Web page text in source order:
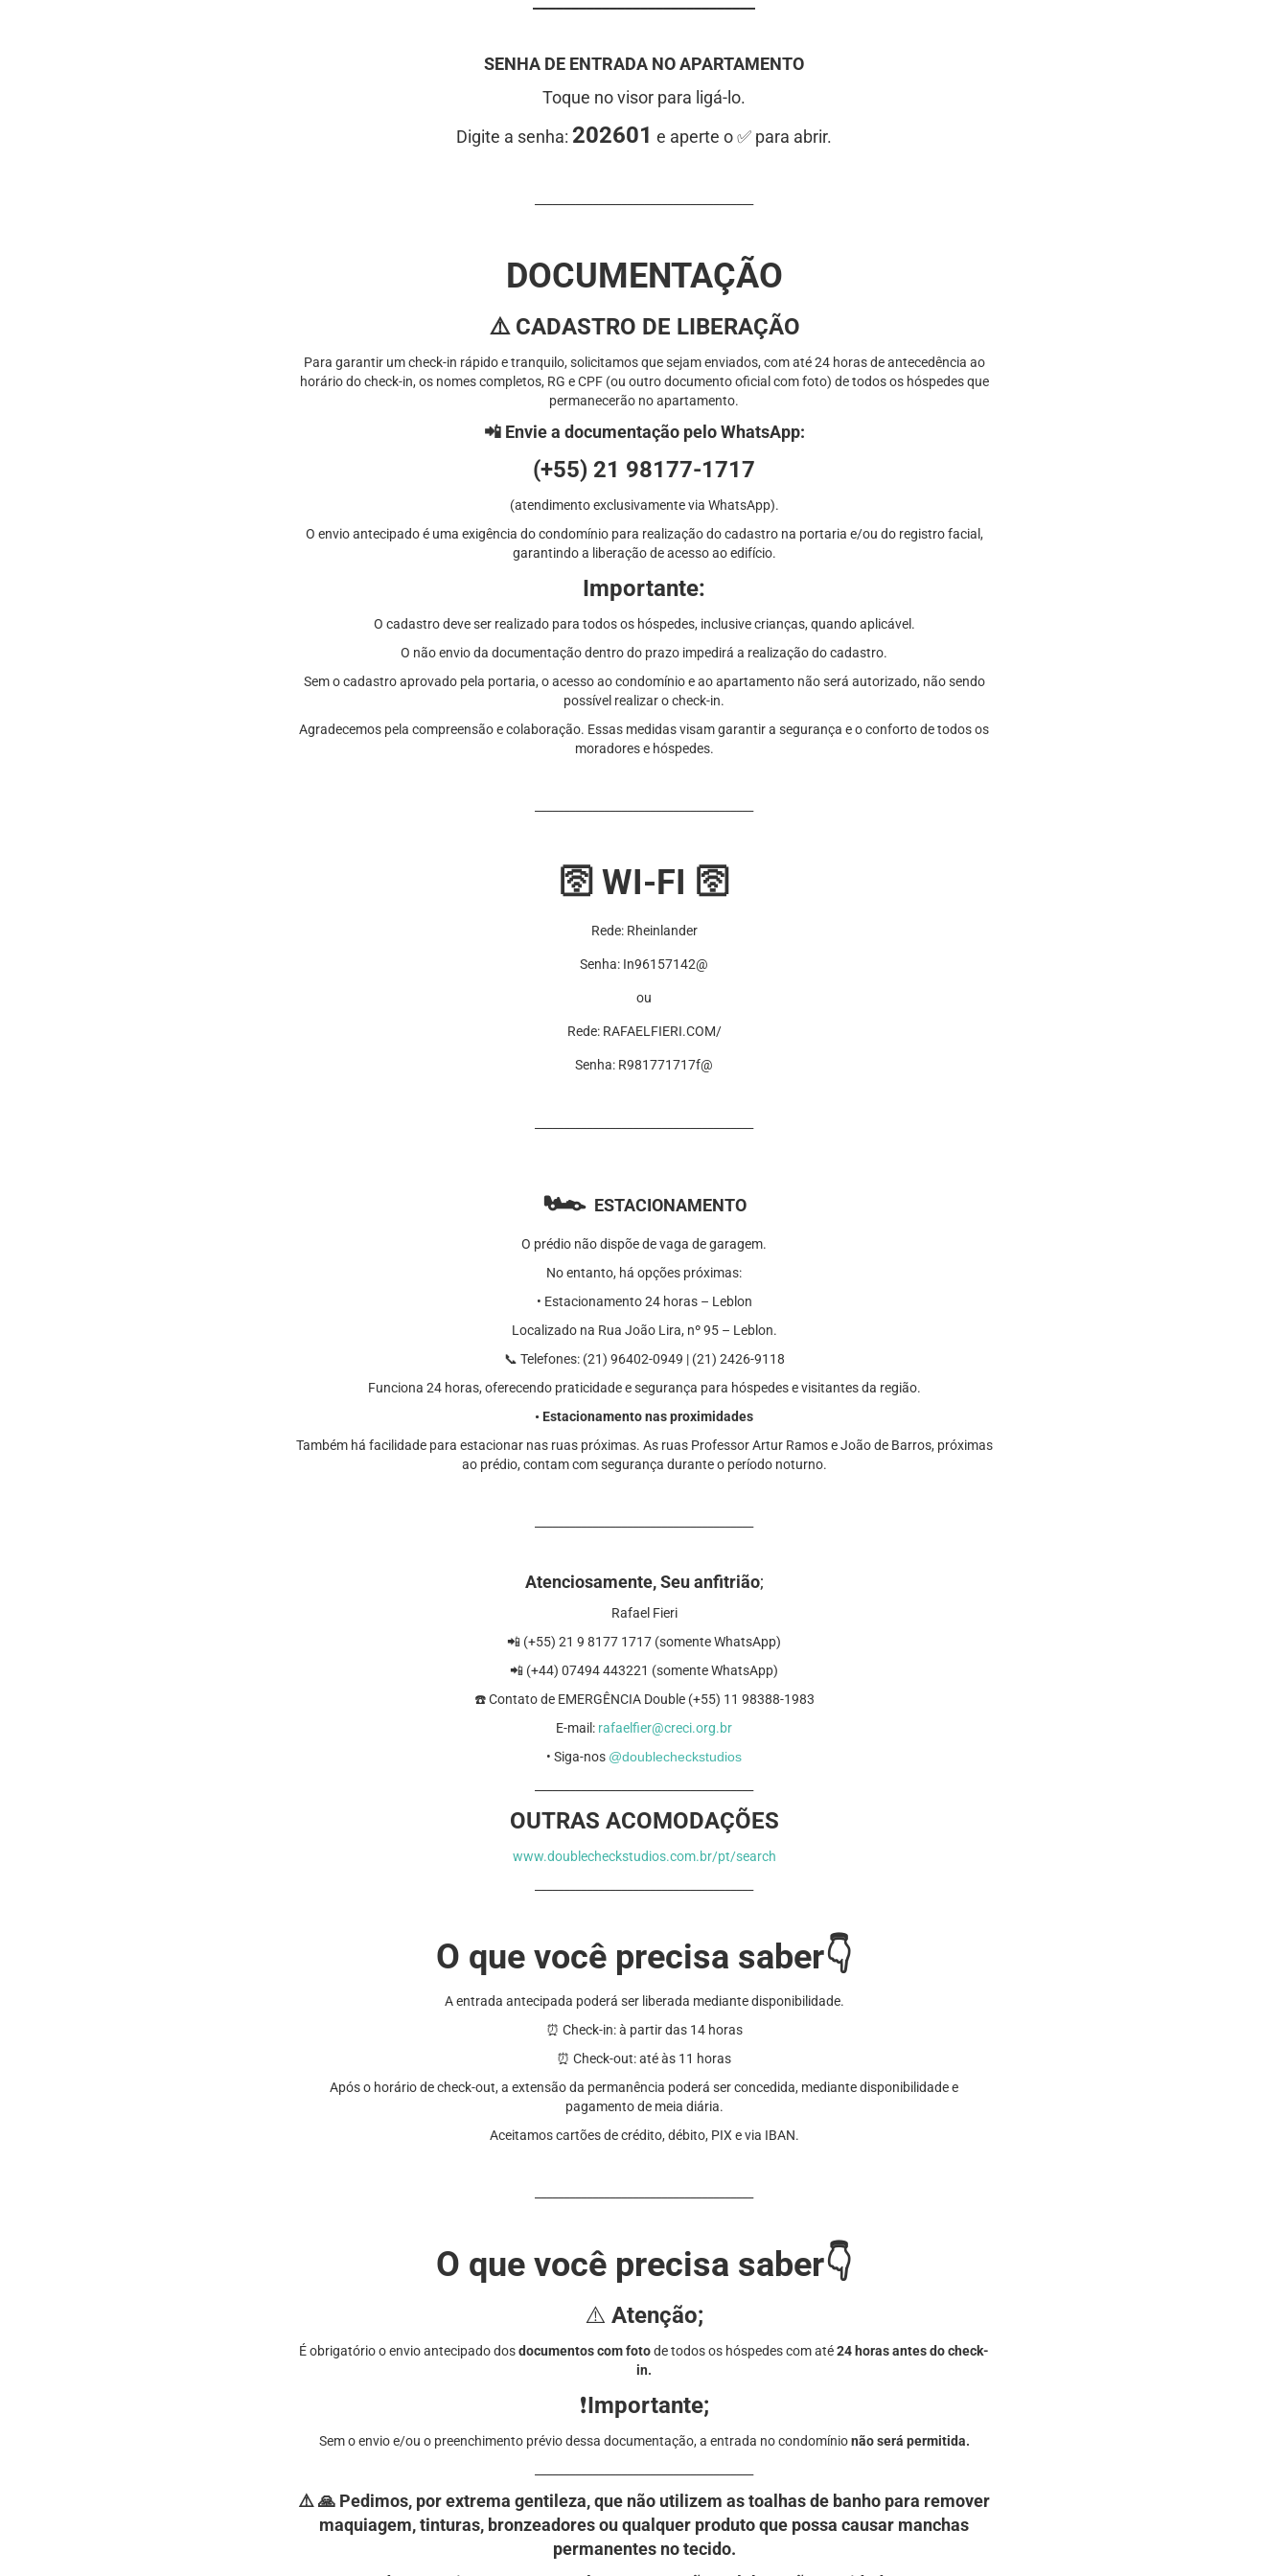
SENHA DE ENTRADA NO APARTAMENTO
Toque no visor para ligá-lo.
Digite a senha: 202601 e aperte o ✅ para abrir.
DOCUMENTAÇÃO
⚠️ CADASTRO DE LIBERAÇÃO
Para garantir um check-in rápido e tranquilo, solicitamos que sejam enviados, com até 24 horas de antecedência ao
horário do check-in, os nomes completos, RG e CPF (ou outro documento oficial com foto) de todos os hóspedes que
permanecerão no apartamento.
📲 Envie a documentação pelo WhatsApp:
(+55) 21 98177-1717
(atendimento exclusivamente via WhatsApp).
O envio antecipado é uma exigência do condomínio para realização do cadastro na portaria e/ou do registro facial,
garantindo a liberação de acesso ao edifício.
Importante:
O cadastro deve ser realizado para todos os hóspedes, inclusive crianças, quando aplicável.
O não envio da documentação dentro do prazo impedirá a realização do cadastro.
Sem o cadastro aprovado pela portaria, o acesso ao condomínio e ao apartamento não será autorizado, não sendo
possível realizar o check-in.
Agradecemos pela compreensão e colaboração. Essas medidas visam garantir a segurança e o conforto de todos os
moradores e hóspedes.
🛜 WI-FI 🛜
Rede: Rheinlander
Senha: In96157142@
ou
Rede: RAFAELFIERI.COM/
Senha: R981771717f@
🏎️ ESTACIONAMENTO
O prédio não dispõe de vaga de garagem.
No entanto, há opções próximas:
• Estacionamento 24 horas – Leblon
Localizado na Rua João Lira, nº 95 – Leblon.
📞 Telefones: (21) 96402-0949 | (21) 2426-9118
Funciona 24 horas, oferecendo praticidade e segurança para hóspedes e visitantes da região.
• Estacionamento nas proximidades
Também há facilidade para estacionar nas ruas próximas. As ruas Professor Artur Ramos e João de Barros, próximas
ao prédio, contam com segurança durante o período noturno.
Atenciosamente, Seu anfitrião;
Rafael Fieri
📲 (+55) 21 9 8177 1717 (somente WhatsApp)
📲 (+44) 07494 443221 (somente WhatsApp)
☎️⁠ ⁠Contato de EMERGÊNCIA Double (+55) 11 98388-1983
E-mail: rafaelfier@creci.org.br
• Siga-nos @doublecheckstudios
OUTRAS ACOMODAÇÕES
www.doublecheckstudios.com.br/pt/search
O que você precisa saber👇
A entrada antecipada poderá ser liberada mediante disponibilidade.
⏰ Check-in: à partir das 14 horas
⏰ Check-out: até às 11 horas
Após o horário de check-out, a extensão da permanência poderá ser concedida, mediantedisponibilidade e
pagamento de meia diária.
Aceitamos cartões de crédito, débito, PIX e via IBAN.
O que você precisa saber👇
⚠️ Atenção;
É obrigatório o envio antecipado dosdocumentos com fotode todos os hóspedes com até24 horas antes do check-
in.
❗Importante;
Sem o envio e/ou o preenchimento prévio dessa documentação, a entrada no condomínionão será permitida.
⚠️ 🙏 Pedimos, por extrema gentileza, que não utilizem as toalhas de banho para remover
maquiagem, tinturas, bronzeadores ou qualquer produto que possa causar manchas
permanentes no tecido.